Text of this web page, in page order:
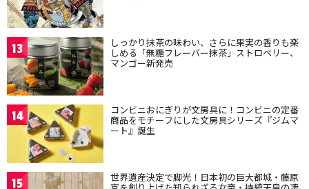
13 しっかり抹茶の味わい、さらに果実の香りも楽
しめる「無糖フレーバー抹茶」ストロベリー、
マンゴー新発売
14 コンビニおにぎりが文房具に！コンビニの定番
商品をモチーフにした文房具シリーズ『ジムマ
ート』誕生
15 世界遺産決定で脚光！日本初の巨大都城・藤原